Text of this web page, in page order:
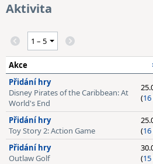
Aktivita
Akce
Přidání hry
Disney Pirates of the Caribbean: At
World's End
(
Přidání hry
Toy Story 2: Action Game
(
Přidání hry
Outlaw Golf
(